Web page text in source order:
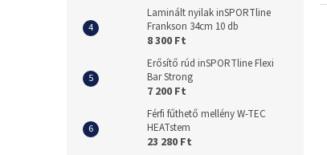
Laminált nyilak inSPORTline
Frankson 34cm 10 db
8 300 Ft
Erősítő rúd inSPORTline Flexi
Bar Strong
7 200 Ft
Férfi fűthető mellény W-TEC
HEATstem
23 280 Ft